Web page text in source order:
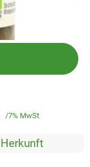
Warenkorb
7% MwSt
Herkunft